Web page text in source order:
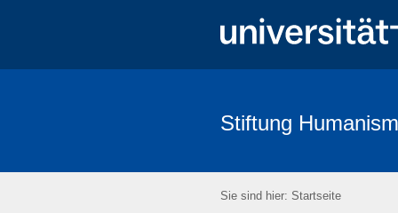
Stiftung
Sie sind hier: Startseite